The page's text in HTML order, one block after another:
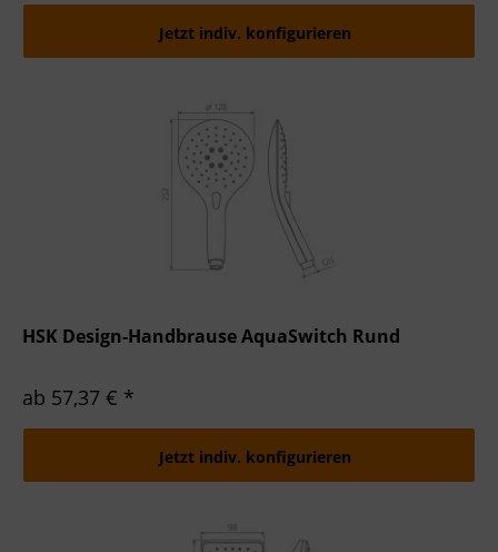
Jetzt indiv. konfigurieren
HSK Design-Handbrause AquaSwitch Rund
ab 57,37 € *
Jetzt indiv. konfigurieren